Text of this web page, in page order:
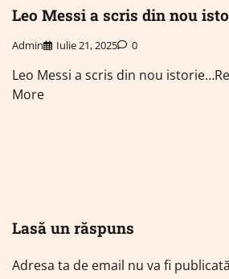
Leo Messi a scris din nou
Admin Iulie 21, 2025 0
Leo Messi a scris din nou
More
Lasă un răspuns
Adresa ta de email nu va fi